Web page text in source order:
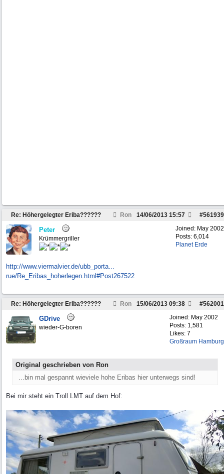
Re: Höhergelegter Eriba?????? Ron #561939
14/06/2013 15:57
Joined: May 2002
Posts: 6,014
Planet Erde
Peter
Krümmergriller
http://www.viermalvier.de/ubb_porta...
rue/Re_Eribas_hoherlegen.html#Post267522
Re: Höhergelegter Eriba?????? Ron #562001
15/06/2013 09:38
Joined: May 2002
Posts: 1,581
Likes: 7
Großraum Hamburg
GDrive
wieder-G-boren
Original geschrieben von Ron
...bin mal gespannt wieviele hohe Eribas hier unterwegs sind!
Bei mir steht ein Troll LMT auf dem Hof: